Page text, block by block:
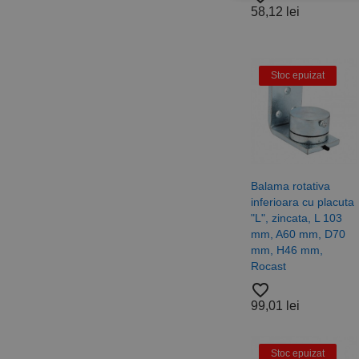
58,12 lei
Stoc epuizat
Balama rotativa
inferioara cu placuta
"L", zincata, L 103
mm, A60 mm, D70
mm, H46 mm,
Rocast
favorite_border
99,01 lei
Stoc epuizat
contului. Site-ul web
Nume
CookieScriptConsent
Nume
Nume
PrestaShop-